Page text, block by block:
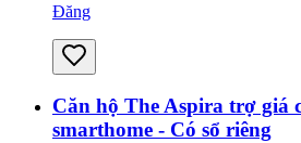
Đăng
Căn hộ The Aspira trợ giá
smarthome - Có sổ riêng